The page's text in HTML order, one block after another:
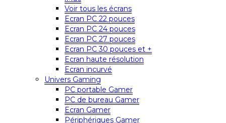
Voir tous les écrans
Ecran PC 22 pouces
Ecran PC 24 pouces
Ecran PC 27 pouces
Ecran PC 30 pouces et +
Ecran haute résolution
Ecran incurvé
Univers Gaming
PC portable Gamer
PC de bureau Gamer
Ecran Gamer
Périphériques Gamer